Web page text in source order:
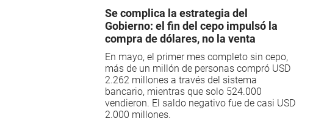
Se complica la estrategia del
Gobierno: el fin del cepo impulsó la
compra de dólares, no la venta
En mayo, el primer mes completo sin cepo,
más de un millón de personas compró USD
2.262 millones a través del sistema
bancario, mientras que solo 524.000
vendieron. El saldo negativo fue de casi USD
2.000 millones.